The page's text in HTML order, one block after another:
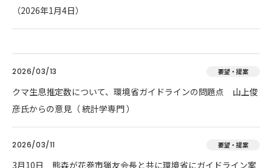
（2026年1月4日）
2026/03/13 要望・提案
クマ生息推定数について、環境省ガイドラインの問題点 山上俊
彦氏からの意見（ 統計学専門 ）
2026/03/11 要望・提案
3月10日 熊森が花巻市猟友会長と共に環境省にガイドライン案